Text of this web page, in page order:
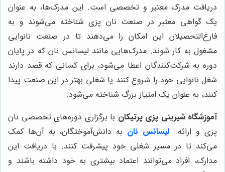
دریافت مدرک معتبر و تخصصی است. این مدرک‌ها، به عنوان
یک گواهی معتبر در صنعت نان پزی شناخته می‌شوند و به
فارغ‌التحصیلان این امکان را می‌دهند تا در صنعت نانوایی
مشغول به کار شوند. مدرک‌هایی مانند لیسانس نان که در پایان
دوره به شرکت‌کنندگان اعطا می‌شود، برای کسانی که قصد دارند
شغل نانوایی خود را شروع کنند یا شغلی بهتر در این صنعت پیدا
کنند، به عنوان یک امتیاز بزرگ شناخته می‌شود.
آموزشگاه شیرینی پزی پرتیکان با برگزاری دوره‌های تخصصی نان
پزی و ارائه
لیسانس نان به دانش‌آموختگان، به آن‌ها کمک
می‌کند تا در مسیر شغلی خود پیشرفت کنند. با دریافت این
مدارک، افراد می‌توانند اعتماد بیشتری به خود داشته باشند و